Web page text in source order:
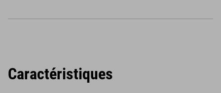
Caractéristiques